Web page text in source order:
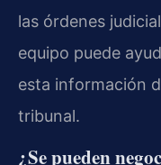
las órdenes
equipo puede
esta información
tribunal.
¿Se pueden